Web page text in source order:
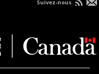
Suivez-nous